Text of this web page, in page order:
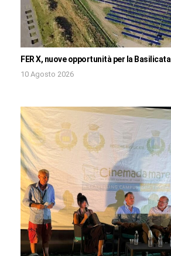
FER X, nuove opportunità per la Basilicata
10 Agosto 2026